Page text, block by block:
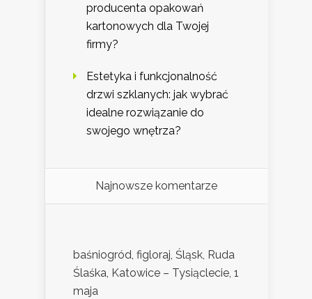
producenta opakowań
kartonowych dla Twojej
firmy?
Estetyka i funkcjonalność
drzwi szklanych: jak wybrać
idealne rozwiązanie do
swojego wnętrza?
Najnowsze komentarze
baśniogród, figloraj, Śląsk, Ruda
Ślaśka, Katowice – Tysiąclecie, 1
maja